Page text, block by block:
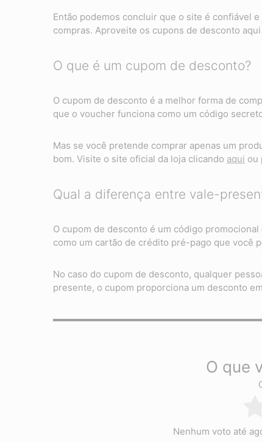
Então podemos concluir que o site é confiável
compras. Aproveite os cupons de desconto
O que é um cupom de desconto?
O cupom de desconto é a melhor forma de
que o voucher funciona como um código
Mas se você pretende comprar apenas um
bom. Visite o site oficial da loja clicando aqui ou
Qual a diferença entre vale-
O cupom de desconto é um código
como um cartão de crédito pré-pago que você
No caso do cupom de desconto, qualquer
presente, o cupom proporciona um desconto
O que
Nenhum voto até